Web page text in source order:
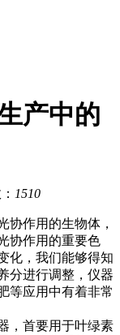
产中的
1510
作用的生物体，
协作用的重要色
化，我们能够得知
分进行调整，仪器
等应用中有着非常
首要用于叶绿素